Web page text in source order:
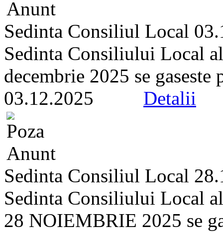
Sedinta Consiliul Local
Sedinta Consiliului Local
decembrie 2025 se
03.12.2025 Detalii
Sedinta Consiliul Local
Sedinta Consiliului Local
28 NOIEMBRIE 2025 se